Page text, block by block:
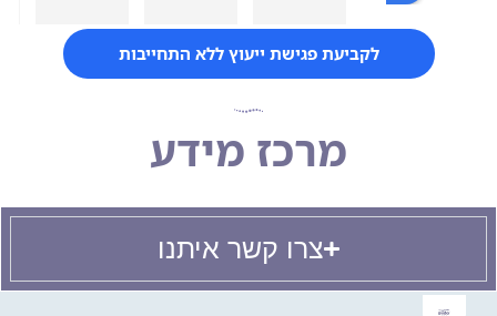
מ25
שהייתי
ואין
יותר
הגעתי
ת
להבריא
לקביעת פגישת ייעוץ ללא התחייבות
מרכז מידע
צרו קשר איתנו